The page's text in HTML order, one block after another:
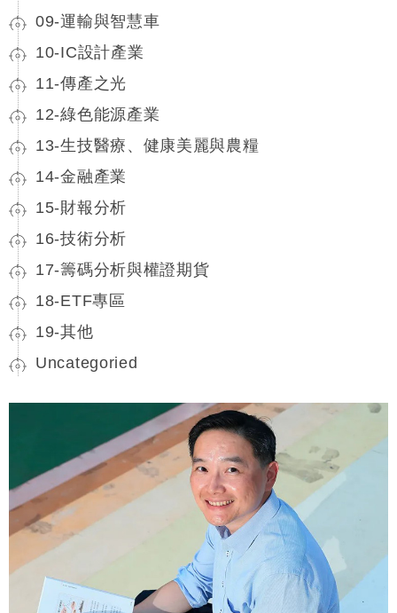
09-運輸與智慧車
10-IC設計產業
11-傳產之光
12-綠色能源產業
13-生技醫療、健康美麗與農糧
14-金融產業
15-財報分析
16-技術分析
17-籌碼分析與權證期貨
18-ETF專區
19-其他
Uncategoried